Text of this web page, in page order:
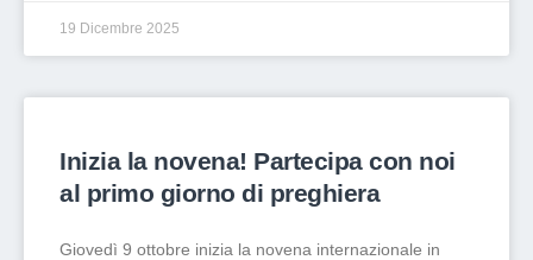
19 Dicembre 2025
Inizia la novena! Partecipa con noi
al primo giorno di preghiera
Giovedì 9 ottobre inizia la novena internazionale in